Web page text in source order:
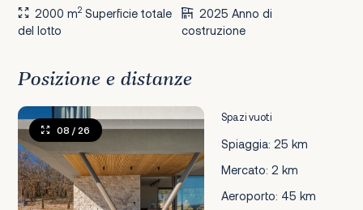
2000 m2 Superficie totale
del lotto
2025 Anno di
costruzione
Posizione e distanze
Spazi vuoti
Spiaggia: 25 km
Mercato: 2 km
Aeroporto: 45 km
08 / 26